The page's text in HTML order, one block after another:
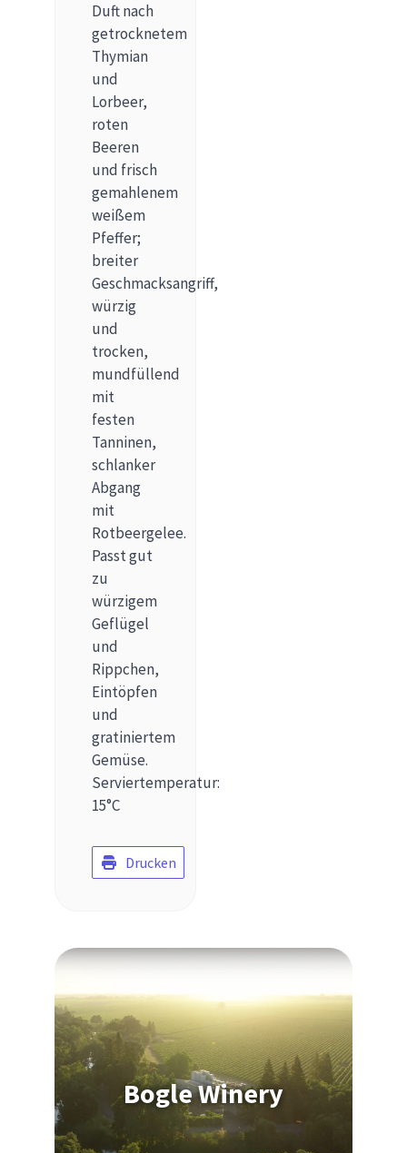
Duft nach
getrocknetem
Thymian
und
Lorbeer,
roten
Beeren
und frisch
gemahlenem
weißem
Pfeffer;
breiter
Geschmacksangriff,
würzig
und
trocken,
mundfüllend
mit
festen
Tanninen,
schlanker
Abgang
mit
Rotbeergelee.
Passt gut
zu
würzigem
Geflügel
und
Rippchen,
Eintöpfen
und
gratiniertem
Gemüse.
Serviertemperatur:
15°C
Drucken
Bogle Winery